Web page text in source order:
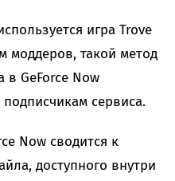
игра Trove
моддеров, такой метод
в GeForce Now
сервиса.
Now сводится к
доступного внутри